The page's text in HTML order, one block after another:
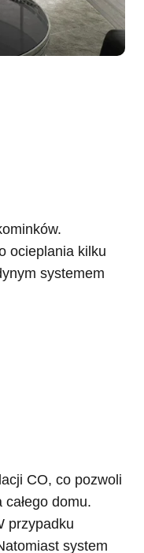
ocieplania kilku
systemem
CO, co pozwoli
domu.
przypadku
system